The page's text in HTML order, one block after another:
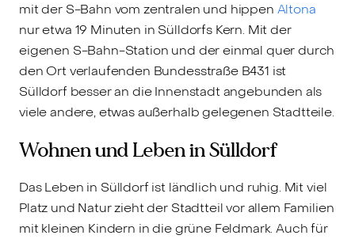
mit der S-Bahn vom zentralen und hippen Altona
nur etwa 19 Minuten in Sülldorfs Kern. Mit der
eigenen S-Bahn-Station und der einmal quer durch
den Ort verlaufenden Bundesstraße B431 ist
Sülldorf besser an die Innenstadt angebunden als
viele andere, etwas außerhalb gelegenen Stadtteile.
Wohnen und Leben in Sülldorf
Das Leben in Sülldorf ist ländlich und ruhig. Mit viel
Platz und Natur zieht der Stadtteil vor allem Familien
mit kleinen Kindern in die grüne Feldmark. Auch für